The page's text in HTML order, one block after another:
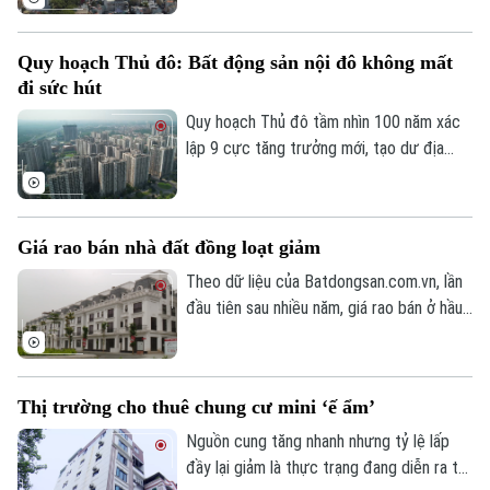
Theo dõi Hà Nội On
mua ưu tiên những sản phẩm đáp ứng nhu
vững.
Quy hoạch Thủ đô: Bất động sản nội đô không mất
đi sức hút
Quy hoạch Thủ đô tầm nhìn 100 năm xác
lập 9 cực tăng trưởng mới, tạo dư địa
tục được củng cố và gia tăng nhờ quỹ
đất ngày càng cạn kiệt cùng lợi thế
thương mại vượt trội.
Giá rao bán nhà đất đồng loạt giảm
Theo dữ liệu của Batdongsan.com.vn, lần
đầu tiên sau nhiều năm, giá rao bán ở hầu
giảm 2%, trong khi giá chung cư cơ bản đi
ngang.
Thị trường cho thuê chung cư mini ‘ế ẩm’
Nguồn cung tăng nhanh nhưng tỷ lệ lấp
đầy lại giảm là thực trạng đang diễn ra tại